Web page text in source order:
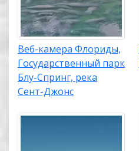
Веб-камера Флориды,
Государственный парк
Блу-Спринг, река
Сент-Джонс